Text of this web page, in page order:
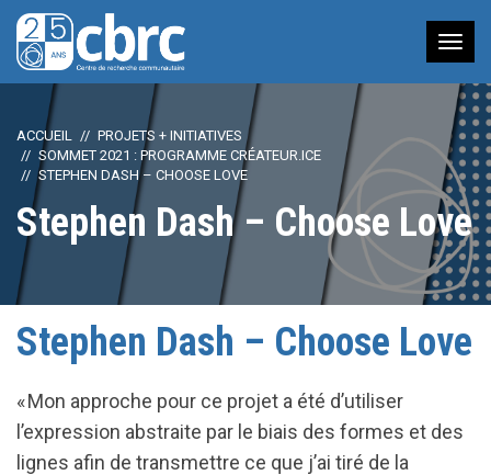
à
ACCUEIL
PROJETS + INITIATIVES
SOMMET 2021 : PROGRAMME CRÉATEUR.ICE
STEPHEN DASH – CHOOSE LOVE
Stephen Dash – Choose Love
Stephen Dash – Choose Love
« Mon approche pour ce projet a été d’utiliser
l’expression abstraite par le biais des formes et des
lignes afin de transmettre ce que j’ai tiré de la